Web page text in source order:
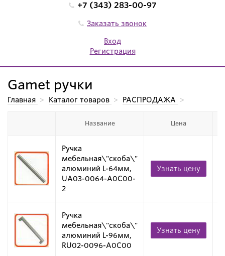
+7 (343) 283-00-97
Заказать звонок
Вход
Регистрация
Gamet ручки
Главная > Каталог товаров > РАСПРОДАЖА
>
Название Цена
Ручка
мебельная\"скоба\"
алюминий L-64мм,
UA03-0064-A0C00-
2
Узнать цену
Ручка
мебельная\"скоба\"
алюминий L-96мм,
RU02-0096-A0C00
Узнать цену